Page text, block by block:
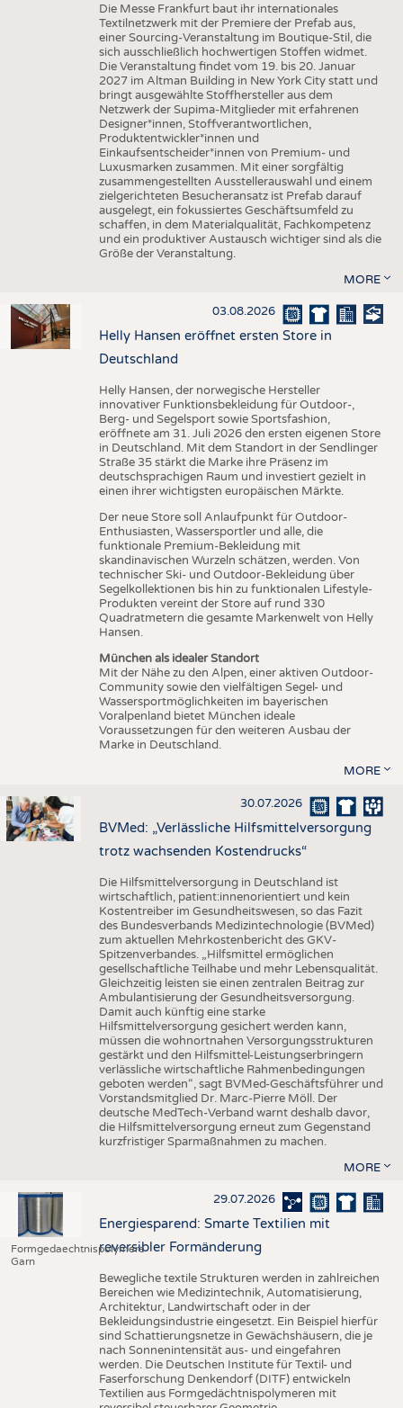
Die Messe Frankfurt baut ihr internationales
Textilnetzwerk mit der Premiere der Prefab aus,
einer Sourcing-Veranstaltung im Boutique-Stil, die
sich ausschließlich hochwertigen Stoffen widmet.
Die Veranstaltung findet vom 19. bis 20. Januar
2027 im Altman Building in New York City statt und
bringt ausgewählte Stoffhersteller aus dem
Netzwerk der Supima-Mitglieder mit erfahrenen
Designer*innen, Stoffverantwortlichen,
Produktentwickler*innen und
Einkaufsentscheider*innen von Premium- und
Luxusmarken zusammen. Mit einer sorgfältig
zusammengestellten Ausstellerauswahl und einem
zielgerichteten Besucheransatz ist Prefab darauf
ausgelegt, ein fokussiertes Geschäftsumfeld zu
schaffen, in dem Materialqualität, Fachkompetenz
und ein produktiver Austausch wichtiger sind als die
Größe der Veranstaltung.
MORE
03.08.2026
Helly Hansen eröffnet ersten Store in
Deutschland
Helly Hansen, der norwegische Hersteller
innovativer Funktionsbekleidung für Outdoor-,
Berg- und Segelsport sowie Sportsfashion,
eröffnete am 31. Juli 2026 den ersten eigenen Store
in Deutschland. Mit dem Standort in der Sendlinger
Straße 35 stärkt die Marke ihre Präsenz im
deutschsprachigen Raum und investiert gezielt in
einen ihrer wichtigsten europäischen Märkte.
Der neue Store soll Anlaufpunkt für Outdoor-
Enthusiasten, Wassersportler und alle, die
funktionale Premium-Bekleidung mit
skandinavischen Wurzeln schätzen, werden. Von
technischer Ski- und Outdoor-Bekleidung über
Segelkollektionen bis hin zu funktionalen Lifestyle-
Produkten vereint der Store auf rund 330
Quadratmetern die gesamte Markenwelt von Helly
Hansen.
München als idealer Standort
Mit der Nähe zu den Alpen, einer aktiven Outdoor-
Community sowie den vielfältigen Segel- und
Wassersportmöglichkeiten im bayerischen
Voralpenland bietet München ideale
Voraussetzungen für den weiteren Ausbau der
Marke in Deutschland.
MORE
30.07.2026
BVMed: „Verlässliche Hilfsmittelversorgung
trotz wachsenden Kostendrucks“
Die Hilfsmittelversorgung in Deutschland ist
wirtschaftlich, patient:innenorientiert und kein
Kostentreiber im Gesundheitswesen, so das Fazit
des Bundesverbands Medizintechnologie (BVMed)
zum aktuellen Mehrkostenbericht des GKV-
Spitzenverbandes. „Hilfsmittel ermöglichen
gesellschaftliche Teilhabe und mehr Lebensqualität.
Gleichzeitig leisten sie einen zentralen Beitrag zur
Ambulantisierung der Gesundheitsversorgung.
Damit auch künftig eine starke
Hilfsmittelversorgung gesichert werden kann,
müssen die wohnortnahen Versorgungsstrukturen
gestärkt und den Hilfsmittel-Leistungserbringern
verlässliche wirtschaftliche Rahmenbedingungen
geboten werden“, sagt BVMed-Geschäftsführer und
Vorstandsmitglied Dr. Marc-Pierre Möll. Der
deutsche MedTech-Verband warnt deshalb davor,
die Hilfsmittelversorgung erneut zum Gegenstand
kurzfristiger Sparmaßnahmen zu machen.
MORE
Formgedaechtnispolymere
Garn
29.07.2026
Energiesparend: Smarte Textilien mit
reversibler Formänderung
Bewegliche textile Strukturen werden in zahlreichen
Bereichen wie Medizintechnik, Automatisierung,
Architektur, Landwirtschaft oder in der
Bekleidungsindustrie eingesetzt. Ein Beispiel hierfür
sind Schattierungsnetze in Gewächshäusern, die je
nach Sonnenintensität aus- und eingefahren
werden. Die Deutschen Institute für Textil- und
Faserforschung Denkendorf (DITF) entwickeln
Textilien aus Formgedächtnispolymeren mit